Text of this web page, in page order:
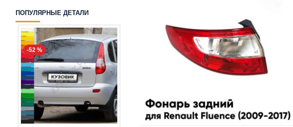
ПОПУЛЯРНЫЕ ДЕТАЛИ
-52 %